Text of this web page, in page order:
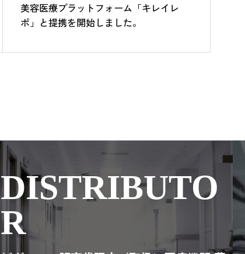
美容医療プラットフォーム「キレイレ
ポ」と提携を開始しました。
DISTRIBUTO
R